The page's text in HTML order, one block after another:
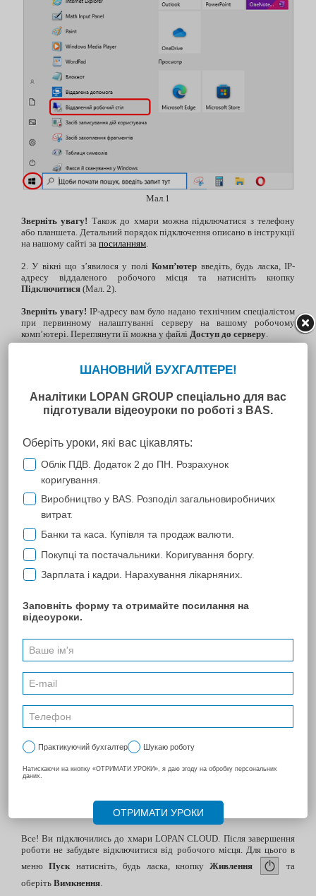
Мал.1
Зверніть увагу! Також до хмари можна підключатися з телефону
або планшета. Детальний порядок підключення описано в інструкції
на нашому сайті за посиланням
2. У вікні що з’явилося у поліКомп’ютер введіть, будь ласка, IP-
адресу віддаленого робочого місця та натисніть кнопку
Підключитися (Мал. 2).
Зверніть увагу! IP-адресу вам було надано технічним спеціалістом
при первинному налаштуванні серверу на вашому робочому
комп’ютері. Переглянути її можна у файлі Доступ до серверу
3. Далі введіть логін та пароль для підключення та натисніть кнопку
ОК(Мал. 3).
Мал. 3
Все! Ви підключились до хмари LOPAN CLOUD. Після завершення
роботи не забудьте відключитися від робочого місця. Для цього в
менюПускнатисніть, будь ласка, кнопкуЖивлення
та
оберіть Вимкнення.